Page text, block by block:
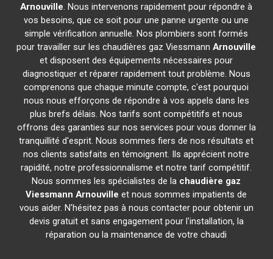
Arnouville. Nous intervenons rapidement pour répondre à
vos besoins, que ce soit pour une panne urgente ou une
simple vérification annuelle. Nos plombiers sont formés
pour travailler sur les chaudières gaz ViessmannArnouville
et disposent des équipements nécessaires pour
diagnostiquer et réparer rapidement tout problème. Nous
comprenons que chaque minute compte, c'est pourquoi
nous nous efforçons de répondre à vos appels dans les
plus brefs délais. Nos tarifs sont compétitifs et nous
offrons des garanties sur nos services pour vous donner la
tranquillité d'esprit. Nous sommes fiers de nos résultats et
nos clients satisfaits en témoignent. Ils apprécient notre
rapidité, notre professionnalisme et notre tarif compétitif.
Nous sommes les spécialistes de la chaudière gaz
Viessmann Arnouville et nous sommes impatients de
vous aider. N'hésitez pas à nous contacter pour obtenir un
devis gratuit et sans engagement pour l'installation, la
réparation ou la maintenance de votre chaudi